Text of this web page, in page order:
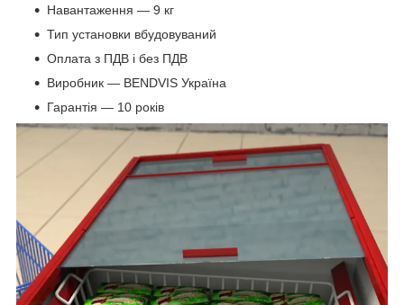
Навантаження — 9 кг
Тип установки вбудовуваний
Оплата з ПДВ і без ПДВ
Виробник — BENDVIS Україна
Гарантія — 10 років